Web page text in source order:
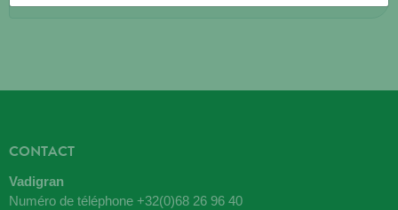
CONTACT
Vadigran
Numéro de téléphone +32(0)68 26 96 40